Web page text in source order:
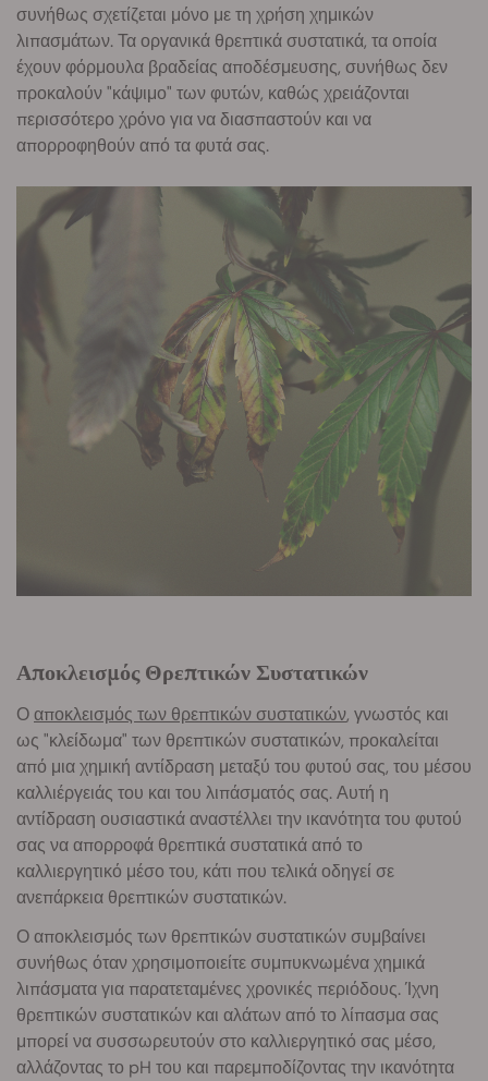
συνήθως σχετίζεται μόνο με τη χρήση χημικών
λιπασμάτων. Τα οργανικά θρεπτικά συστατικά, τα οποία
έχουν φόρμουλα βραδείας αποδέσμευσης, συνήθως δεν
προκαλούν "κάψιμο" των φυτών, καθώς χρειάζονται
περισσότερο χρόνο για να διασπαστούν και να
απορροφηθούν από τα φυτά σας.
Αποκλεισμός Θρεπτικών Συστατικών
Οαποκλεισμός των θρεπτικών συστατικών, γνωστός και
ως "κλείδωμα" των θρεπτικών συστατικών, προκαλείται
από μια χημική αντίδραση μεταξύ του φυτού σας, του μέσου
καλλιέργειάς του και του λιπάσματός σας. Αυτή η
αντίδραση ουσιαστικά αναστέλλει την ικανότητα του φυτού
σας να απορροφά θρεπτικά συστατικά από το
καλλιεργητικό μέσο του, κάτι που τελικά οδηγεί σε
ανεπάρκεια θρεπτικών συστατικών.
Ο αποκλεισμός των θρεπτικών συστατικών συμβαίνει
συνήθως όταν χρησιμοποιείτε συμπυκνωμένα χημικά
λιπάσματα για παρατεταμένες χρονικές περιόδους. Ίχνη
θρεπτικών συστατικών και αλάτων από το λίπασμα σας
μπορεί να συσσωρευτούν στο καλλιεργητικό σας μέσο,
αλλάζοντας το pH του και παρεμποδίζοντας την ικανότητα